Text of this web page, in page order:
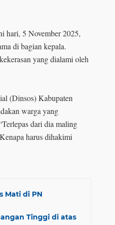
hari, 5 November 2025,
di bagian kepala.
yang dialami oleh
(Dinsos) Kabupaten
warga yang
dari dia maling
harus dihakimi
Mati di PN
Tinggi di atas